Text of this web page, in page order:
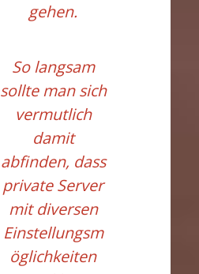
gehen.
So langsam
sollte man sich
vermutlich
damit
abfinden, dass
private Server
mit diversen
Einstellungsm
öglichkeiten